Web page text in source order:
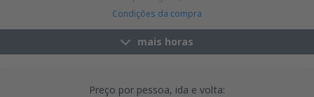
Condições da compra
mais horas
Preço por pessoa, ida e volta: